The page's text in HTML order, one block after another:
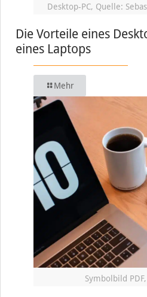
Desktop-PC, Quelle:
Die Vorteile eines
eines Laptops
Mehr
Symbolbild